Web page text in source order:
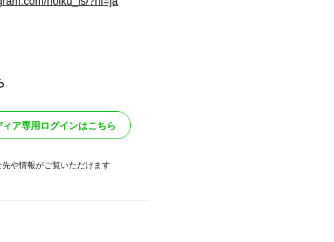
ィア専用ログインはこちら
先や情報がご覧いただけます